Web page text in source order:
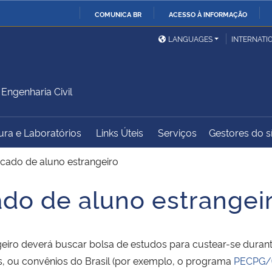
COMUNICA BR ACESSO À INFORMAÇÃO
Ministério da Defesa
Ministério das Relações
Exteriores
Ministério do
Desenvolvimento Regional
Controladoria-Geral da
Advocacia-Geral da União Banco Central do Brasil
LANGUAGES
Civil
e Laboratórios Links Úteis Serviços Gestores do
de aluno estrangeiro
de aluno
deverá buscar bolsa de estudos para custear-se
ou convênios do Brasil (por exemplo, o programa